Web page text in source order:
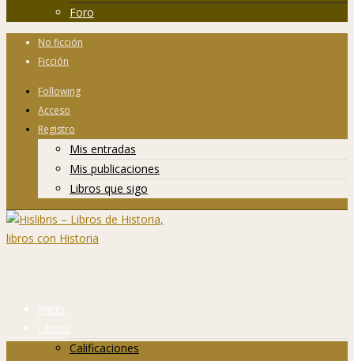
Foro
No ficción
Ficción
Following
Acceso
Registro
Mis entradas
Mis publicaciones
Libros que sigo
Inicio
Libros
Calificaciones